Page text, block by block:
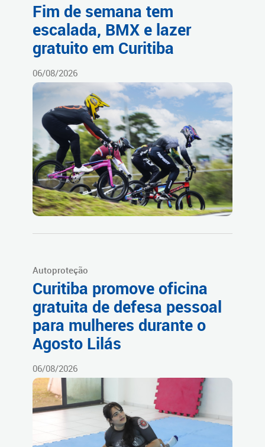
Fim de semana tem
escalada, BMX e lazer
gratuito em Curitiba
06/08/2026
Autoproteção
Curitiba promove oficina
gratuita de defesa pessoal
para mulheres durante o
Agosto Lilás
06/08/2026